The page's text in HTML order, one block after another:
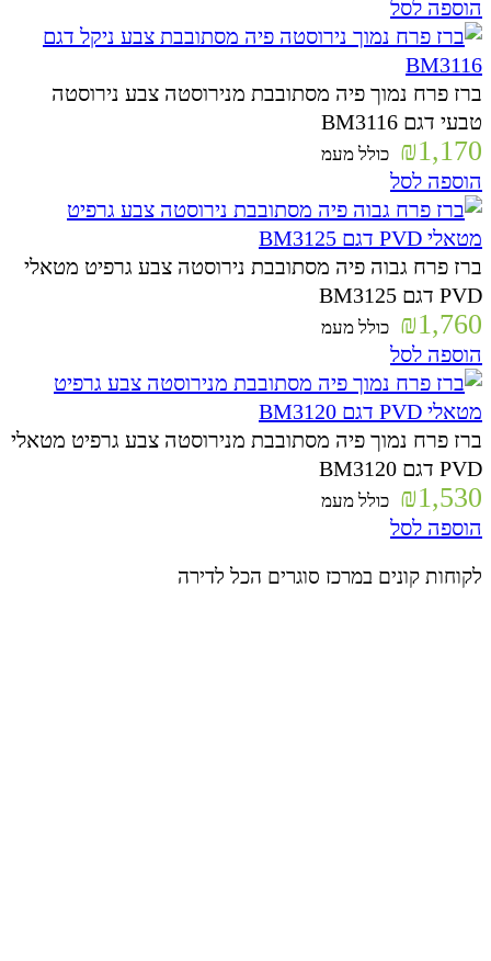
הוספה לסל
ברז פרח נמוך פיה מסתובבת מנירוסטה צבע נירוסטה
טבעי דגם BM3116
₪1,170 כולל מעמ
הוספה לסל
ברז פרח גבוה פיה מסתובבת נירוסטה צבע גרפיט מטאלי
PVD דגם BM3125
₪1,760 כולל מעמ
הוספה לסל
ברז פרח נמוך פיה מסתובבת מנירוסטה צבע גרפיט מטאלי
PVD דגם BM3120
₪1,530 כולל מעמ
הוספה לסל
לקוחות קונים במרכז סוגרים הכל לדירה